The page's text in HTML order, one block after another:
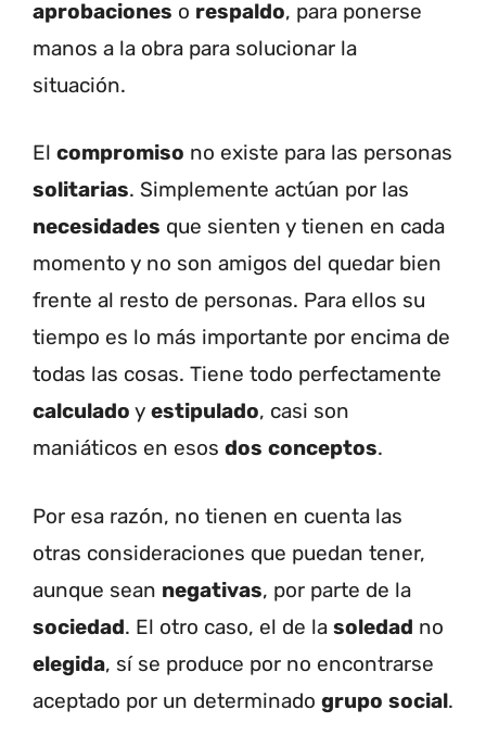
aprobaciones o respaldo, para ponerse
manos a la obra para solucionar la
situación.
El compromiso no existe para las personas
solitarias. Simplemente actúan por las
necesidades que sienten y tienen en cada
momento y no son amigos del quedar bien
frente al resto de personas. Para ellos su
tiempo es lo más importante por encima de
todas las cosas. Tiene todo perfectamente
calculado y estipulado, casi son
maniáticos en esos dos conceptos.
Por esa razón, no tienen en cuenta las
otras consideraciones que puedan tener,
aunque sean negativas, por parte de la
sociedad. El otro caso, el de la soledad no
elegida, sí se produce por no encontrarse
aceptado por un determinado grupo social.